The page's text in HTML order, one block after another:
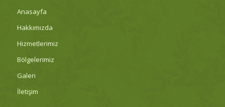
Anasayfa
Hakkımızda
Hizmetlerimiz
Bölgelerimiz
Galeri
İletişim